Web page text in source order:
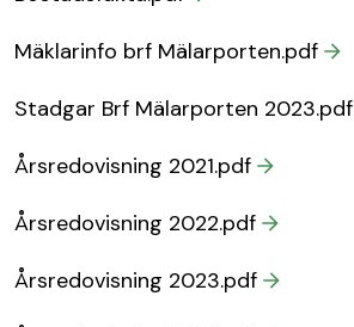
Mäklarinfo brf Mälarporten.pdf
Stadgar Brf Mälarporten 2023.pdf
Årsredovisning 2021.pdf
Årsredovisning 2022.pdf
Årsredovisning 2023.pdf